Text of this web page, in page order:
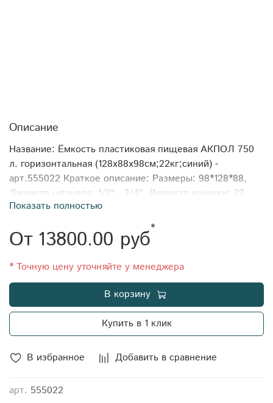
В избранное Добавить в сравнение
арт. 555022
Описание
Название: Ёмкость пластиковая пищевая АКПОЛ 750
л. горизонтальная (128x88x98см;22кг;синий) -
арт.555022 Краткое описание: Размеры: 98*128*88,
Диаметр штуцера: 1/2" - 3/4", Диаметр крышки: 32.
Объём: 750 Тип товара: Бочки пластиковые
горизонтальные Формфактор: горизонтальная
Производитель: АКПОЛ Длина: 128 Ширина: 88
Высота: 98 Вес: 22 Объем транспортный: 1,103872
Габариты: 128x88x98 Штуцер: 1/2" - 3/4" Диаметр
крышки: 32 Цвет: синий Материал наружного/
внутреннего слоя: первичный LLDPE (линейный
полиэтилен низкой плотности, ЛПНП)
Показать полностью
От 13800.00 руб*
* Точную цену уточняйте у менеджера
В корзину
Купить в 1 клик